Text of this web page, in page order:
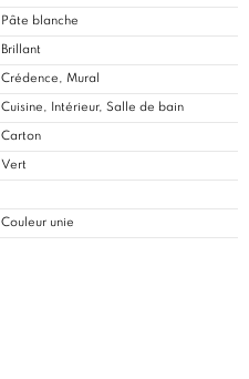
Pâte blanche
Brillant
Crédence, Mural
Cuisine, Intérieur, Salle de bain
Carton
Vert
Couleur unie